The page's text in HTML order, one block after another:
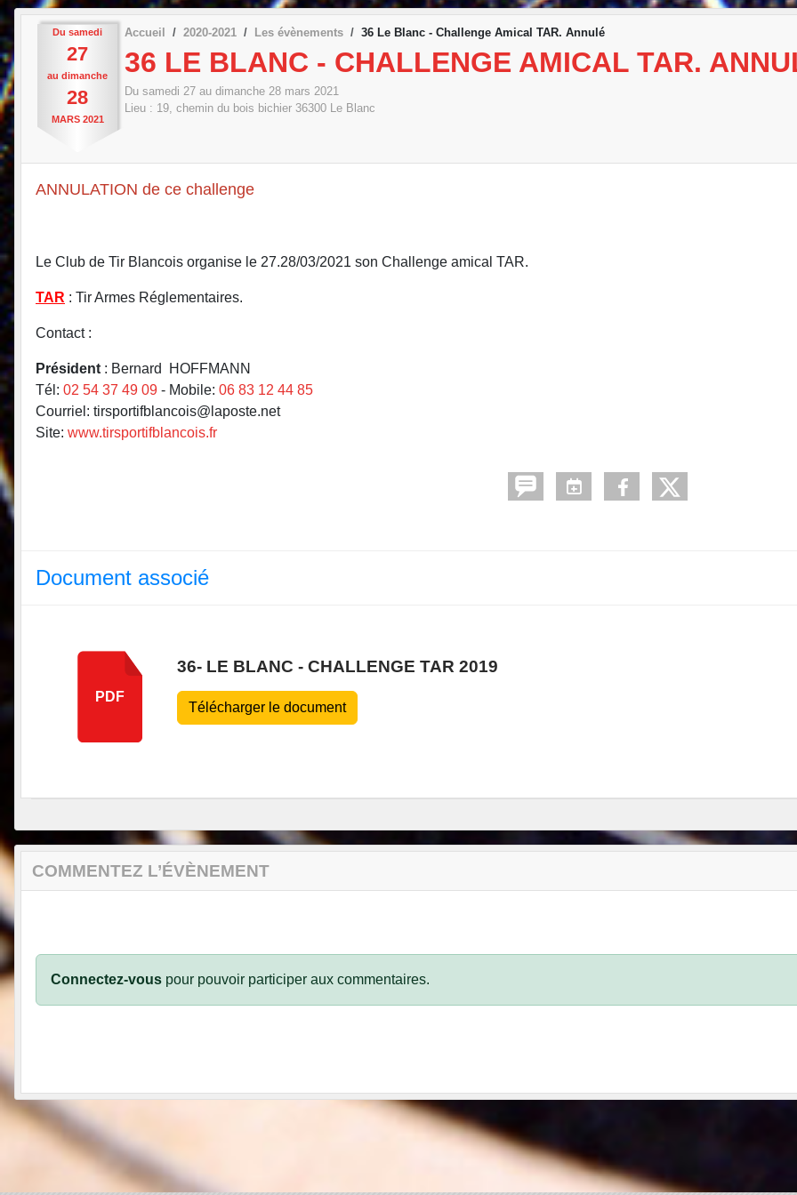
Du samedi
27
au dimanche
28
MARS 2021
Accueil 2020-2021 Les évènements 36 Le Blanc - Challenge Amical TAR. Annulé
36 LE BLANC - CHALLENGE AMICAL TAR.
Du samedi 27 au dimanche 28 mars 2021
Lieu : 19, chemin du bois bichier 36300 Le Blanc
ANNULATION de ce challenge
Le Club de Tir Blancois organise le 27.28/03/2021 son Challenge amical TAR.
TAR : Tir Armes Réglementaires.
Contact :
Président : Bernard HOFFMANN
Tél: 02 54 37 49 09 - Mobile: 06 83 12 44 85
Courriel: tirsportifblancois@laposte.net
Site: www.tirsportifblancois.fr
Document associé
PDF
36- LE BLANC - CHALLENGE TAR 2019
Télécharger le document
COMMENTEZ L’ÉVÈNEMENT
Connectez-vous pour pouvoir participer aux commentaires.